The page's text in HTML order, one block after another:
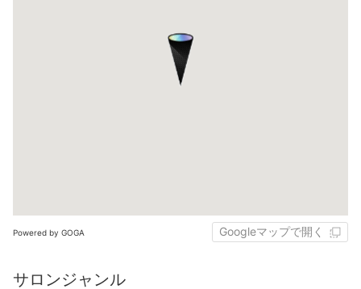
Powered by GOGA Googleマップで開く
サロンジャンル